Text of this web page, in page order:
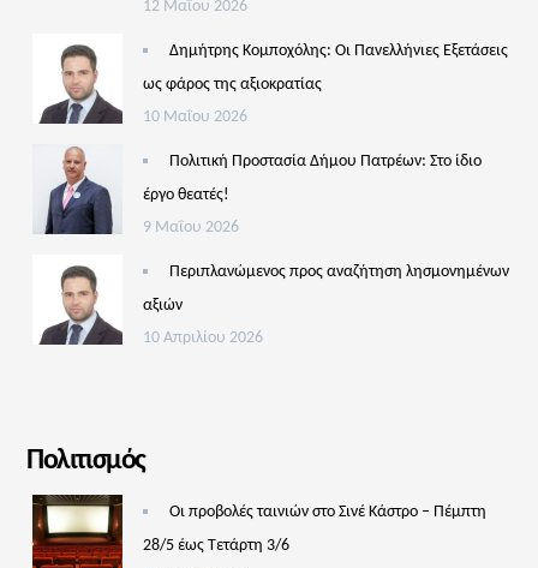
12 Μαΐου 2026
Δημήτρης Κομποχόλης: Οι Πανελλήνιες Εξετάσεις
ως φάρος της αξιοκρατίας
10 Μαΐου 2026
Πολιτική Προστασία Δήμου Πατρέων: Στο ίδιο
έργο θεατές!
9 Μαΐου 2026
Περιπλανώμενος προς αναζήτηση λησμονημένων
αξιών
10 Απριλίου 2026
Πολιτισμός
Οι προβολές ταινιών στο Σινέ Κάστρο – Πέμπτη
28/5 έως Τετάρτη 3/6